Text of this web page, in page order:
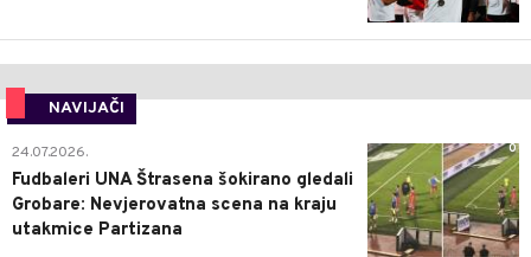
NAVIJAČI
0
24.07.2026.
Fudbaleri UNA Štrasena šokirano gledali
Grobare: Nevjerovatna scena na kraju
utakmice Partizana